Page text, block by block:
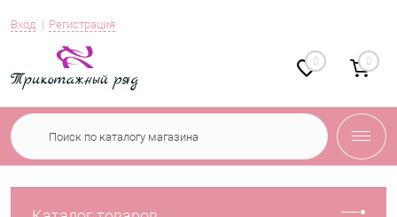
Вход Регистрация
0 0